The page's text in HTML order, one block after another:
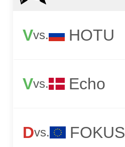
Vvs. HOTU
Vvs. Echo
Dvs. FOKUS